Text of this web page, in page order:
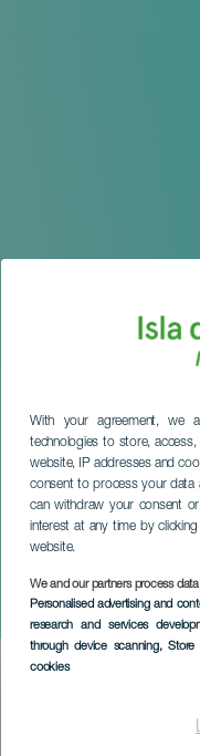
With your agreement, we
technologies to store,
website, IP addresses and
consent to process your data
can withdraw your consent
interest at any time by
website.
We and our partners process
Personalised advertising and
research and services
through device scanning, Store
cookies
LA PALMA
Imagen